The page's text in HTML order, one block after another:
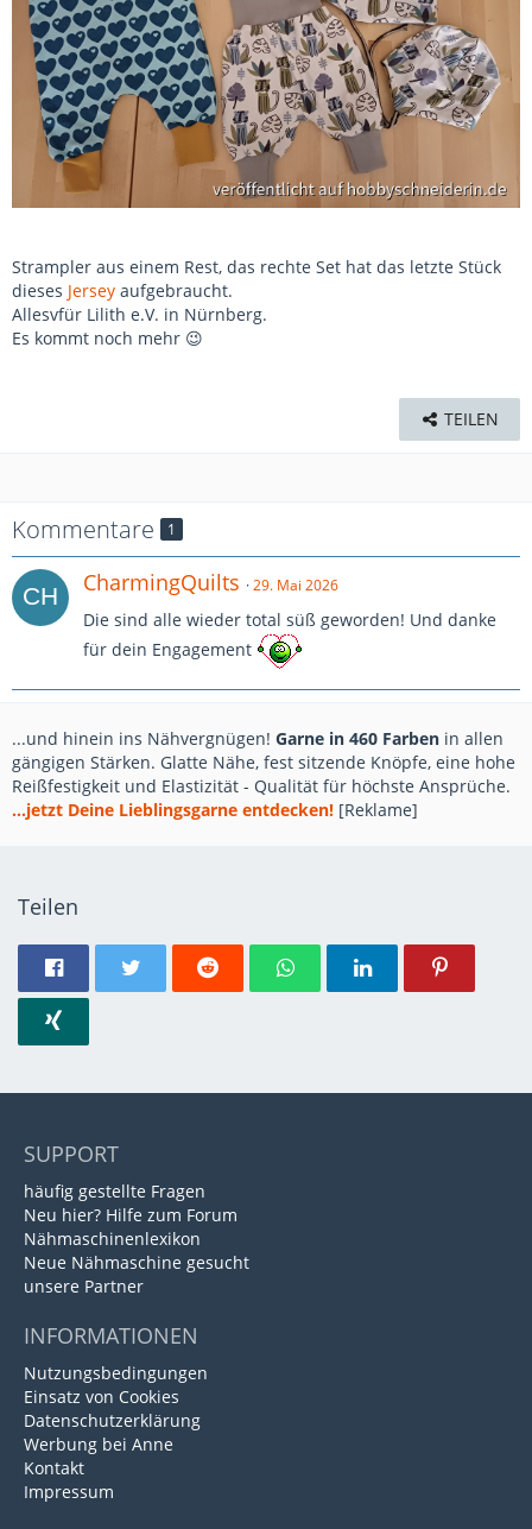
Strampler aus einem Rest, das rechte Set hat das letzte Stück
dieses Jersey aufgebraucht.
Allesvfür Lilith e.V. in Nürnberg.
Es kommt noch mehr 😉
TEILEN
Kommentare 1
CharmingQuilts 29. Mai 2026
Die sind alle wieder total süß geworden! Und danke
für dein Engagement
...und hinein ins Nähvergnügen! Garne in 460 Farben in allen
gängigen Stärken. Glatte Nähe, fest sitzende Knöpfe, eine hohe
Reißfestigkeit und Elastizität - Qualität für höchste Ansprüche.
...jetzt Deine Lieblingsgarne entdecken! [Reklame]
Teilen
SUPPORT
häufig gestellte Fragen
Neu hier? Hilfe zum Forum
Nähmaschinenlexikon
Neue Nähmaschine gesucht
unsere Partner
INFORMATIONEN
Nutzungsbedingungen
Einsatz von Cookies
Datenschutzerklärung
Werbung bei Anne
Kontakt
Impressum